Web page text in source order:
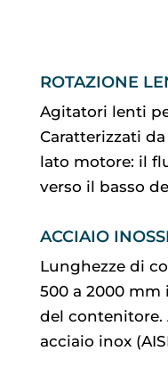
ROTAZIONE
Agitatori lenti
Caratterizzati
lato motore: il
verso il basso
ACCIAIO
Lunghezze di
500 a 2000 mm
del contenitore.
acciaio inox